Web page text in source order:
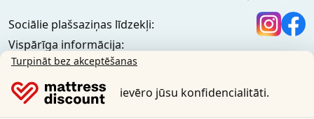
Sociālie plašsaziņas līdzekļi:
Vispārīga informācija:
Informācijas centrs
Nosūtīšanas nosacījumi
Vispārīgie noteikumi un nosacījumi (privātpersonām)
Turpināt bez akceptēšanas
ievēro jūsu konfidencialitāti.